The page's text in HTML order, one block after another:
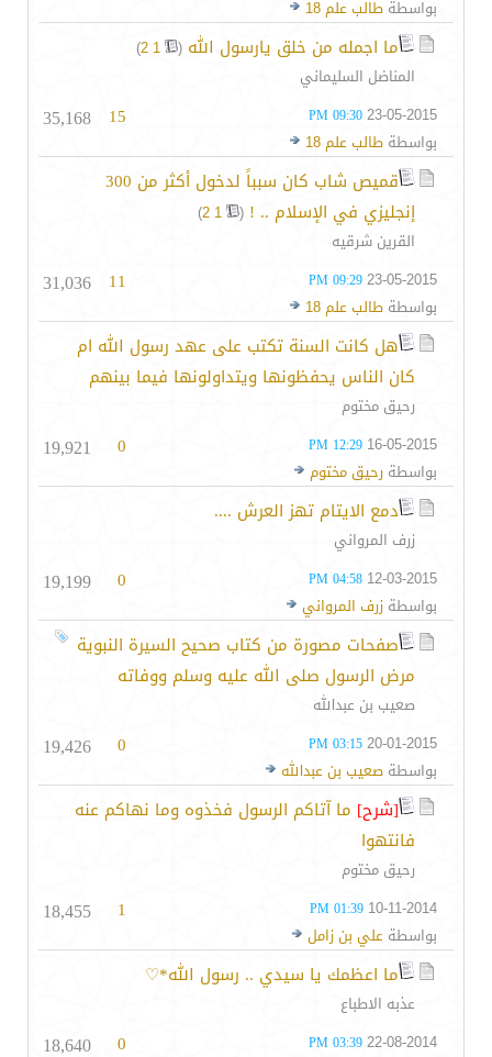
بواسطة طالب علم 18
ما اجمله من خلق يارسول الله (
1
2
)
المناضل السليماني
23-05-2015
09:30 PM
بواسطة طالب علم 18
15
35,168
قميص شاب كان سبباً لدخول أكثر من 300
إنجليزي في الإسلام .. ! (
1
2
)
القرين شرقيه
23-05-2015
09:29 PM
بواسطة طالب علم 18
11
31,036
هل كانت السنة تكتب على عهد رسول الله ام
كان الناس يحفظونها ويتداولونها فيما بينهم
رحيق مختوم
16-05-2015
12:29 PM
بواسطة رحيق مختوم
0
19,921
دمع الايتام تهز العرش ....
زرف المرواني
12-03-2015
04:58 PM
بواسطة زرف المرواني
0
19,199
صفحات مصورة من كتاب صحيح السيرة النبوية
مرض الرسول صلى الله عليه وسلم ووفاته
صعيب بن عبدالله
20-01-2015
03:15 PM
بواسطة صعيب بن عبدالله
0
19,426
[شرح] ما آتاكم الرسول فخذوه وما نهاكم عنه
فانتهوا
رحيق مختوم
10-11-2014
01:39 PM
بواسطة علي بن زامل
1
18,455
ما اعظمك يا سيدي .. رسول الله*♡
عذبه الاطباع
22-08-2014
03:39 PM
0
18,640